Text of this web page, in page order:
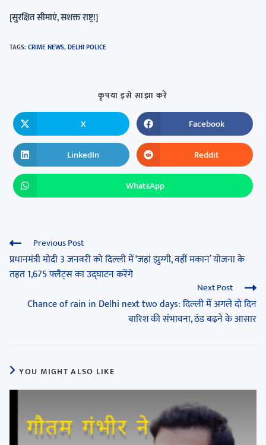
[सुरक्षित सीमाएं, सशक्त राष्ट्र!]
TAGS: CRIME NEWS,DELHI POLICE
कृपया इसे साझा करें
X Facebook
LinkedIn Reddit
WhatsApp
Previous Post
प्रधानमंत्री मोदी 3 जनवरी को दिल्ली में ‘जहां झुग्गी, वहीं मकान’ योजना के
तहत 1,675 फ्लैट्स का उद्घाटन करेंगे
Next Post
Chance of rain in Delhi next two days: दिल्ली में अगले दो दिन
बारिश की संभावना, ठंड बढ़ने के आसार
YOU MIGHT ALSO LIKE